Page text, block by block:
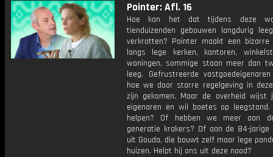
Pointer: Afl. 16
Hoe kan het dat tijdens deze
tienduizenden gebouwen langdurig
verkrotten? Pointer maakt een bizarre
langs lege kerken, kantoren,
woningen, sommige staan meer dan
leeg. Gefrustreerde
hoe we door starre regelgeving in
zijn gekomen. Maar de overheid wijst
eigenaren en wil boetes op
helpen? Of hebben we meer aan
generatie krakers? Of aan de 84-jarige
uit Gouda, die bouwt zelf maar lege
huizen. Helpt hij ons uit deze nood?